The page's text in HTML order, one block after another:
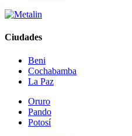
Ciudades
Beni
Cochabamba
La Paz
Oruro
Pando
Potosí